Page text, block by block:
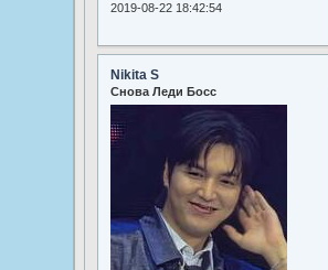
2019-08-22 18:42:54
Nikita S
Снова Леди Босс